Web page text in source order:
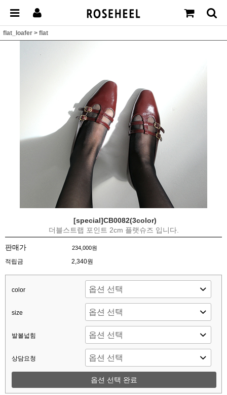
flat_loafer > flat
[special]CB0082(3color)
더블스트랩 포인트 2cm 플랫슈즈 입니다.
판매가 234,000원
적립금 2,340원
color
size
발볼넓힘
상담요청
옵션 선택 완료